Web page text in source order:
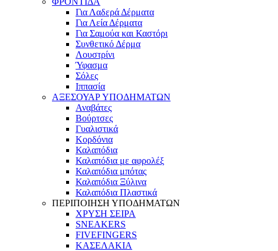
Για Λαδερά Δέρματα
Για Λεία Δέρματα
Για Σαμούα και Καστόρι
Συνθετικό Δέρμα
Λουστρίνι
Ύφασμα
Σόλες
Ιππασία
ΑΞΕΣΟΥΑΡ ΥΠΟΔΗΜΑΤΩΝ
Αναβάτες
Βούρτσες
Γυαλιστικά
Κορδόνια
Καλαπόδια
Καλαπόδια με αφρολέξ
Καλαπόδια μπότας
Καλαπόδια Ξύλινα
Καλαπόδια Πλαστικά
ΠΕΡΙΠΟΙΗΣΗ ΥΠΟΔΗΜΑΤΩΝ
ΧΡΥΣΗ ΣΕΙΡΑ
SNEAKERS
FIVEFINGERS
ΚΑΣΕΛΑΚΙΑ